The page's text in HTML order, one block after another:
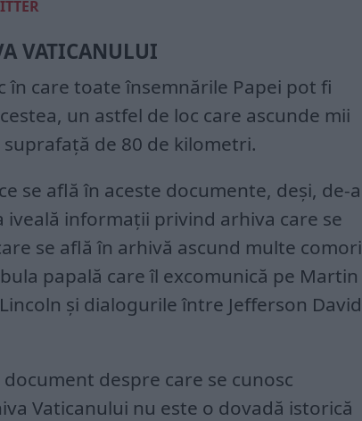
VATICANULUI
în care toate însemnările Papei pot fi
un astfel de loc care ascunde mii
de 80 de kilometri.
se află în aceste documente, deși, de-a
iveală informații privind arhiva care se
se află în arhivă ascund multe comori
papală care îl excomunică pe Martin
și dialogurile între Jefferson David
despre care se cunosc
Vaticanului nu este o dovadă istorică